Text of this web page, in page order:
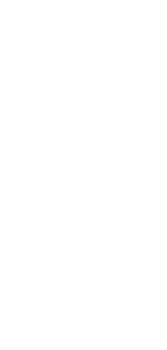
rendere disponibili i Servizi
accordo per la gestione di
provider di servizi o
materiale che potrebbe
proprietà intellettuale o altri
risulta illegale, lesivo,
o invasivo della privacy
che contiene virus o altro
per computer dannosi
worm o time bomb;
negare il servizio in
o forma a qualsiasi altra rete,
attraverso i Servizi;
un accesso non autorizzato
agli account di altri utenti
di computer connessi ai Servizi
misura che potremmo
o limitare l’accesso ai